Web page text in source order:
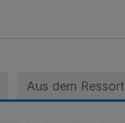
Aus dem Ressort